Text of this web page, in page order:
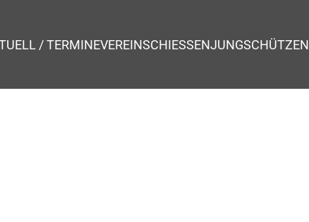
/ TERMINEVEREINSCHIESSENJUNGSCHÜTZEN